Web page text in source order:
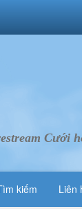
Cưới
kiếm Liên